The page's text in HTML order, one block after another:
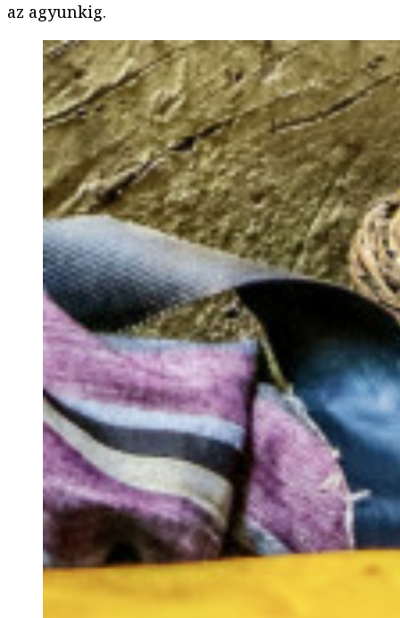
az agyunkig.